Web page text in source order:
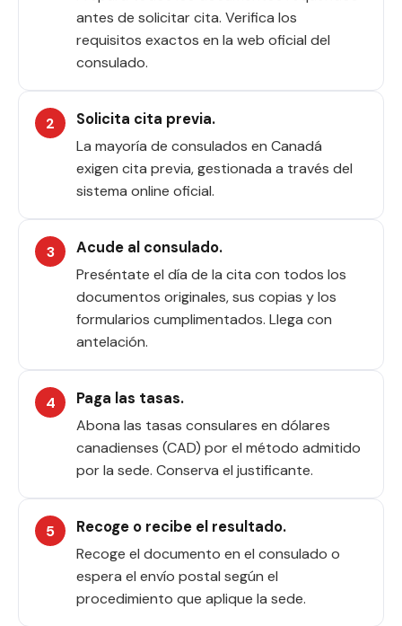
antes de solicitar cita. Verifica los
requisitos exactos en la web oficial del
consulado.
Solicita cita previa.
La mayoría de consulados en Canadá
exigen cita previa, gestionada a través del
sistema online oficial.
Acude al consulado.
Preséntate el día de la cita con todos los
documentos originales, sus copias y los
formularios cumplimentados. Llega con
antelación.
Paga las tasas.
Abona las tasas consulares en dólares
canadienses (CAD) por el método admitido
por la sede. Conserva el justificante.
Recoge o recibe el resultado.
Recoge el documento en el consulado o
espera el envío postal según el
procedimiento que aplique la sede.